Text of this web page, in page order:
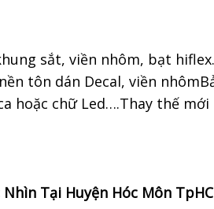
sắt, viền nhôm, bạt hiflex.
tôn dán Decal, viền
hoặc chữ Led….Thay thế
Tại Huyện Hóc Môn